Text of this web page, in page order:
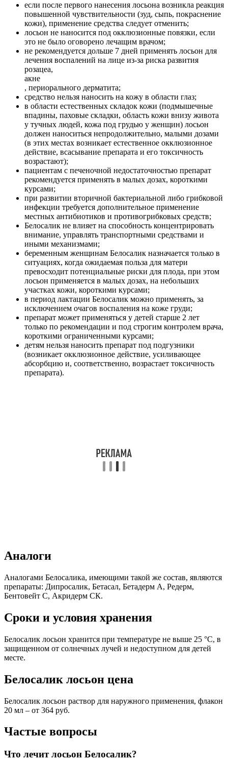
если после первого нанесения лосьона возникла реакция
повышенной чувствительности (зуд, сыпь, покраснение
кожи), применение средства следует отменить;
лосьон не наносится под окклюзионные повязки, если
это не было оговорено лечащим врачом;
не рекомендуется дольше 7 дней применять лосьон для
лечения воспалений на лице из-за риска развития
розацеа,
акне
, периорального дерматита;
средство нельзя наносить на кожу в области глаз;
в области естественных складок кожи (подмышечные
впадины, паховые складки, область кожи внизу живота
у тучных людей, кожа под грудью у женщин) лосьон
должен наноситься непродолжительно, малыми дозами
(в этих местах возникает естественное окклюзионное
действие, всасывание препарата и его токсичность
возрастают);
пациентам с печеночной недостаточностью препарат
рекомендуется применять в малых дозах, короткими
курсами;
при развитии вторичной бактериальной либо грибковой
инфекции требуется дополнительное применение
местных антибиотиков и противогрибковых средств;
Белосалик не влияет на способность концентрировать
внимание, управлять транспортными средствами и
иными механизмами;
беременным женщинам Белосалик назначается только в
ситуациях, когда ожидаемая польза для матери
превосходит потенциальные риски для плода, при этом
лосьон применяется в малых дозах, на небольших
участках кожи, короткими курсами;
в период лактации Белосалик можно применять, за
исключением очагов воспаления на коже груди;
препарат может применяться у детей старше 2 лет
только по рекомендации и под строгим контролем врача,
короткими ограниченными курсами;
детям нельзя наносить препарат под подгузники
(возникает окклюзионное действие, усиливающее
абсорбцию и, соответственно, возрастает токсичность
препарата).
Аналоги
Аналогами Белосалика, имеющими такой же состав, являются
препараты: Дипросалик, Бетасал, Бетадерм А, Редерм,
Бентовейт С, Акридерм СК.
Сроки и условия хранения
Белосалик лосьон хранится при температуре не выше 25 °С, в
защищенном от солнечных лучей и недоступном для детей
месте.
Белосалик лосьон цена
Белосалик лосьон раствор для наружного применения, флакон
20 мл – от 364 руб.
Частые вопросы
Что лечит лосьон Белосалик?